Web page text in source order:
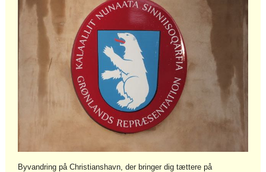
Byvandring på Christianshavn, der bringer dig tættere på